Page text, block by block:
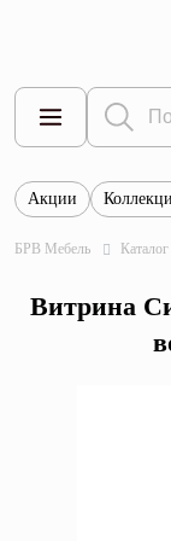
Все товары
Тумбы
Шкафы
Акции
БРВ Мебель Каталог
Витрина